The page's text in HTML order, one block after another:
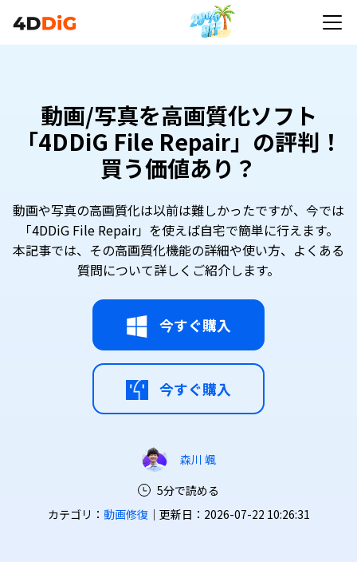
動画/写真を高画質化ソフト
「4DDiG File Repair」の評判！
買う価値あり？
動画や写真の高画質化は以前は難しかったですが、今では
「4DDiG File Repair」を使えば自宅で簡単に行えます。
本記事では、その高画質化機能の詳細や使い方、よくある
質問について詳しくご紹介します。
今すぐ購入
今すぐ購入
森川 颯
5分で読める
カテゴリ： 動画修復｜更新日：2026-07-22 10:26:31